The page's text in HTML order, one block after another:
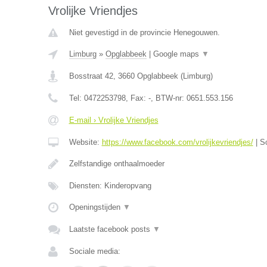
Vrolijke Vriendjes
Niet gevestigd in de provincie Henegouwen.
Limburg» Opglabbeek| Google maps ▼
Bosstraat 42, 3660 Opglabbeek(Limburg)
Tel: 0472253798, Fax: -, BTW-nr: 0651.553.156
E-mail › Vrolijke Vriendjes
Website: https://www.facebook.com/vrolijkevriendjes/|
Zelfstandige onthaalmoeder
Diensten: Kinderopvang
Openingstijden ▼
Laatste facebook posts ▼
Sociale media: